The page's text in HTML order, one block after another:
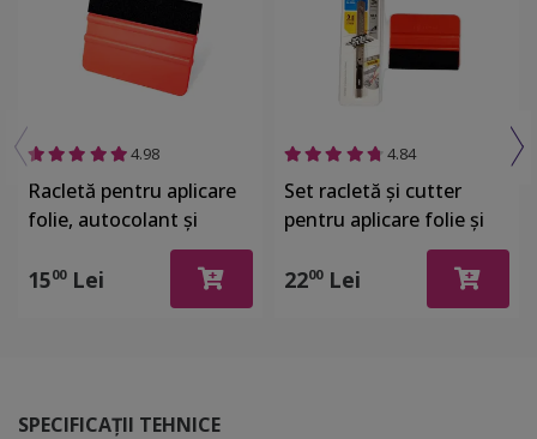
4.98
Racletă pentru aplicare
folie, autocolant şi
stickere, din plastic cu o
latură cu pâslă
1500Lei
4.84
Set racletă şi cutter
pentru aplicare folie şi
2200Lei
SPECIFICAȚII TEHNICE